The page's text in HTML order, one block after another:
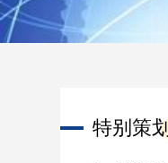
特别策划